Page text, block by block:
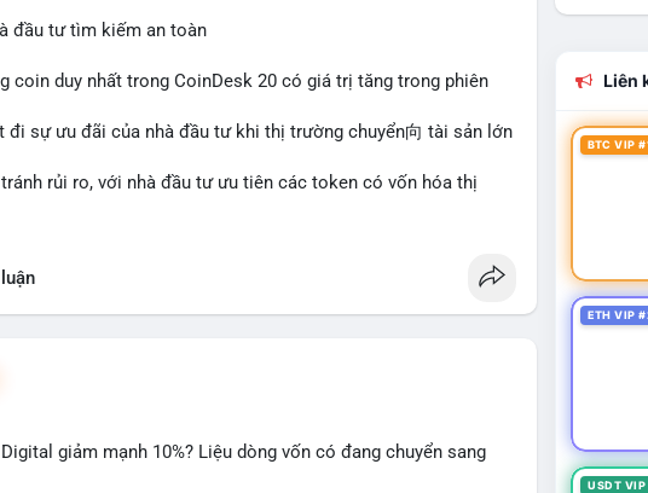
đầu tư tìm kiếm an toàn
coin duy nhất trong CoinDesk 20 có giá trị tăng trong phiên
đi sự ưu đãi của nhà đầu tư khi thị trường chuyển向 tài sản lớn
rủi ro, với nhà đầu tư ưu tiên các token có vốn hóa thị
giảm mạnh 10%? Liệu dòng vốn có đang chuyển sang
Liên
BTC VIP
ETH VIP
USDT